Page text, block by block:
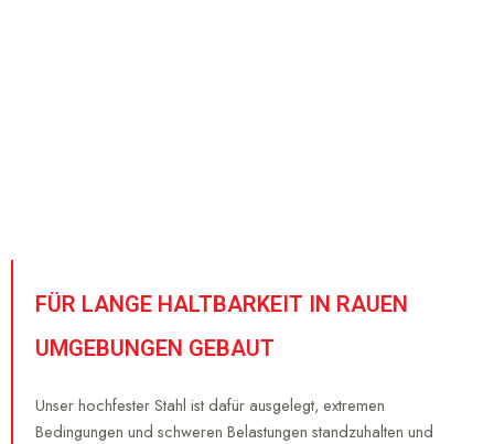
FÜR LANGE HALTBARKEIT IN RAUEN
UMGEBUNGEN GEBAUT
Unser hochfester Stahl ist dafür ausgelegt, extremen
Bedingungen und schweren Belastungen standzuhalten und